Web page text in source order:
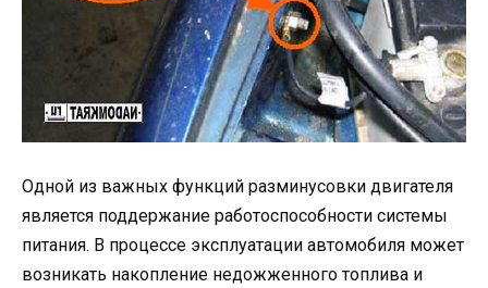
Одной из важных функций разминусовки двигателя
является поддержание работоспособности системы
питания. В процессе эксплуатации автомобиля может
возникать накопление недожженного топлива и